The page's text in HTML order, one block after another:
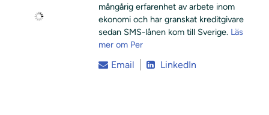
mångårig erfarenhet av arbete inom
ekonomi och har granskat kreditgivare
sedan SMS-lånen kom till Sverige. Läs
mer om Per
Email LinkedIn